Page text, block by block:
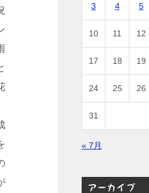
3 4 5
10 11 12
17 18 19
24 25 26
31
« 7月
アーカイブ